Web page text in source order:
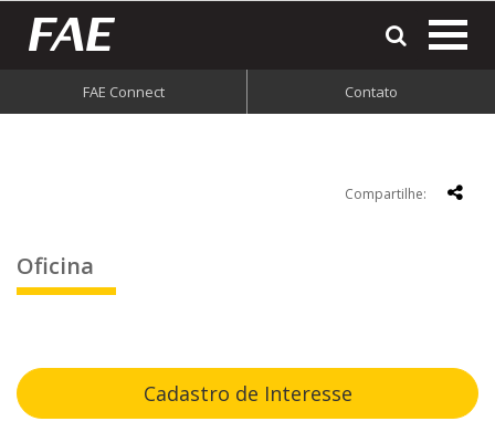
FAE Connect Contato
Compartilhe:
Oficina
Cadastro de Interesse